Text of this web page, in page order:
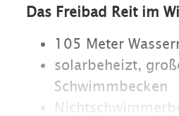
Das Freibad Reit im
105 Meter
solarbeheizt,
Schwimmbecken